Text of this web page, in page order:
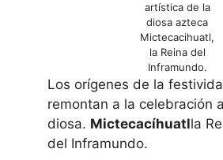
artística de la
diosa azteca
Mictecacihuatl,
la Reina del
Inframundo.
Los orígenes de la
remontan a la celebración
diosa. Mictecacíhuatlla
del Inframundo.